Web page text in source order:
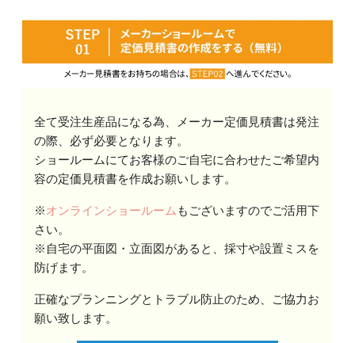
全て受注生産品になる為、メーカー定価見積書は発注
の際、必ず必要となります。
ショールームにてお客様のご自宅に合わせたご希望内
容の定価見積書を作成お願いします。
※オンラインショールーム もございますのでご活用下
さい。
※自宅の平面図・立面図があると、採寸や設置ミスを
防げます。
正確なプランニングとトラブル防止のため、ご協力お
願い致します。